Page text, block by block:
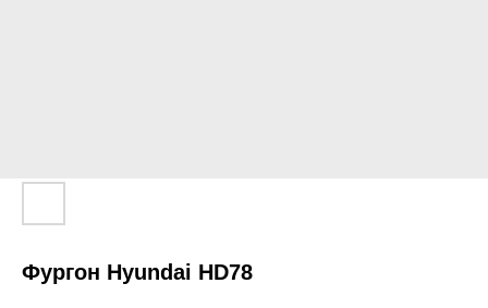
Фургон Hyundai HD78